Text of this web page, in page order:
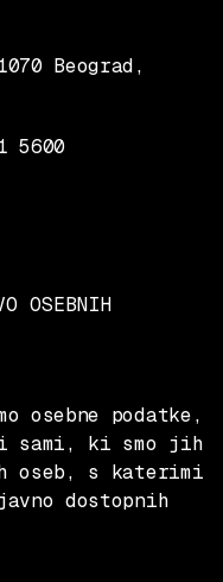
Beograd,
5600
OSEBNIH
osebne podatke,
sami, ki smo jih
s katerimi
dostopnih